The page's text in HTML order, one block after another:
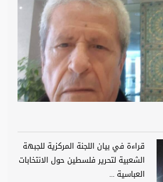
قراءة في بيان اللجنة المركزية للجبهة
الشعبية لتحرير فلسطين حول الانتخابات
العباسية ...